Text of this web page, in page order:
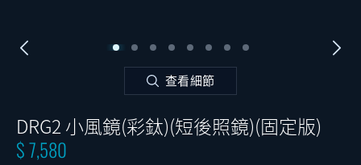
查看細節
DRG2 小風鏡(彩鈦)(短後照鏡)(固定版)
$ 7,580